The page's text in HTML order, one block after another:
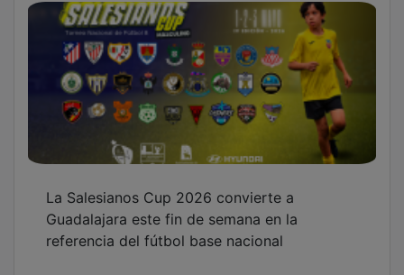
Guadalajara este fin de semana en la
referencia del fútbol base nacional